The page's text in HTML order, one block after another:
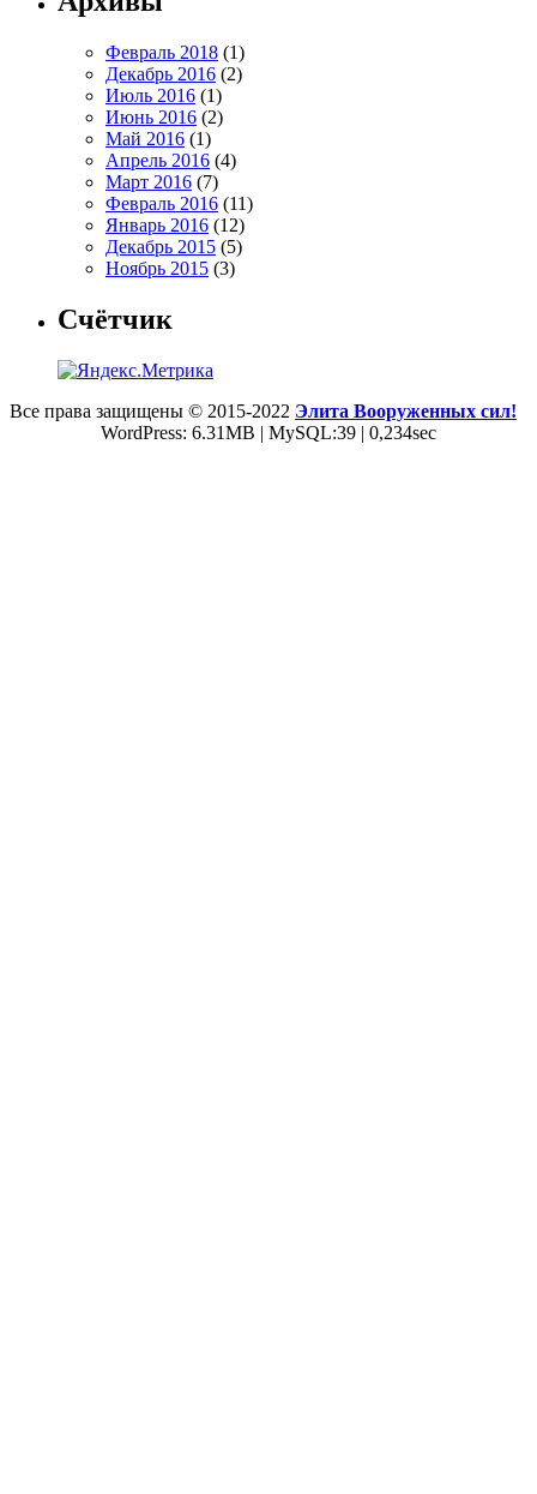
Февраль 2018 (1)
Декабрь 2016 (2)
Июль 2016 (1)
Июнь 2016 (2)
Май 2016 (1)
Апрель 2016 (4)
Март 2016 (7)
Февраль 2016 (11)
Январь 2016 (12)
Декабрь 2015 (5)
Ноябрь 2015 (3)
Счётчик
Все права защищены © 2015-2022 Элита Вооруженных сил!
WordPress: 6.31MB | MySQL:39 | 0,234sec